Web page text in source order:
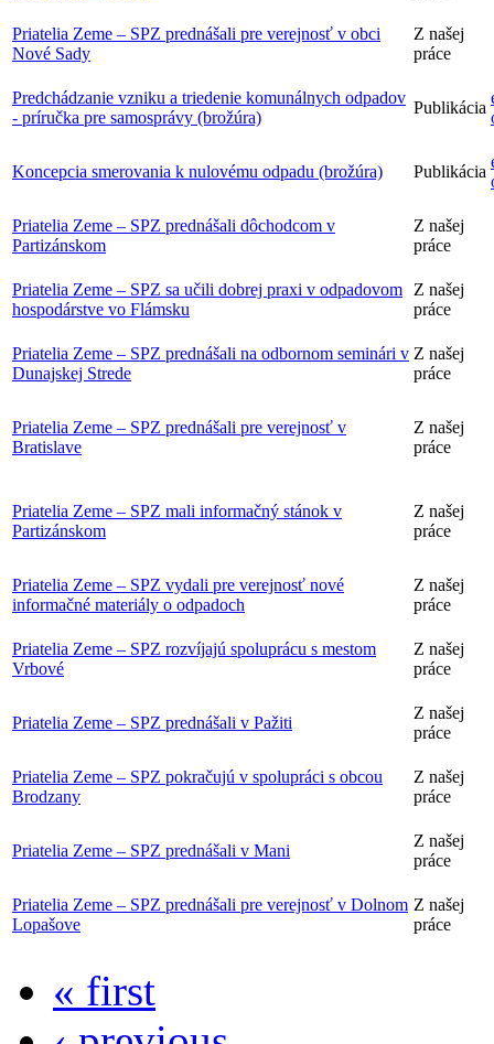
Priatelia Zeme – SPZ prednášali pre verejnosť v obci
Nové Sady
Z našej
práce
Predchádzanie vzniku a triedenie komunálnych odpadov
- príručka pre samosprávy (brožúra)
Publikácia
Koncepcia smerovania k nulovému odpadu (brožúra) Publikácia
Priatelia Zeme – SPZ prednášali dôchodcom v
Partizánskom
Z našej
práce
Priatelia Zeme – SPZ sa učili dobrej praxi v odpadovom
hospodárstve vo Flámsku
Z našej
práce
Priatelia Zeme – SPZ prednášali na odbornom seminári v
Dunajskej Strede
Z našej
práce
Priatelia Zeme – SPZ prednášali pre verejnosť v
Bratislave
Z našej
práce
Priatelia Zeme – SPZ mali informačný stánok v
Partizánskom
Z našej
práce
Priatelia Zeme – SPZ vydali pre verejnosť nové
informačné materiály o odpadoch
Z našej
práce
Priatelia Zeme – SPZ rozvíjajú spoluprácu s mestom
Vrbové
Z našej
práce
Priatelia Zeme – SPZ prednášali v Pažiti
Z našej
práce
Priatelia Zeme – SPZ pokračujú v spolupráci s obcou
Brodzany
Z našej
práce
Priatelia Zeme – SPZ prednášali v Mani
Z našej
práce
Priatelia Zeme – SPZ prednášali pre verejnosť v Dolnom
Lopašove
Z našej
práce
« first